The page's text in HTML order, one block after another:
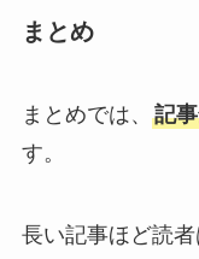
まとめ
まとめでは、 記
す。
長い記事ほど読